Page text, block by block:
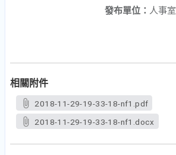
發布單位： 人事室
相關附件
2018-11-29-19-33-18-nf1.pdf
2018-11-29-19-33-18-nf1.docx